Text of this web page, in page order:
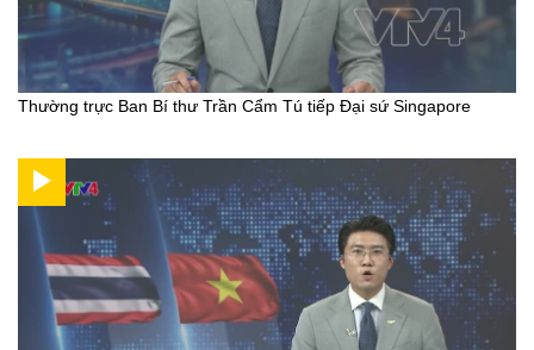
Thường trực Ban Bí thư Trần Cẩm Tú tiếp Đại sứ Singapore